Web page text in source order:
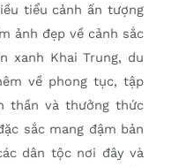
tiểu cảnh ấn tượng
ảnh đẹp về cảnh sắc
xanh Khai Trung, du
về phong tục, tập
thần và thưởng thức
sắc mang đậm bản
dân tộc nơi đây và